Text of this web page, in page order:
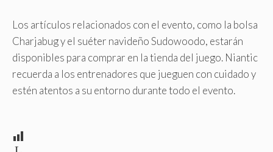
Los artículos relacionados con el evento, como la bolsa
Charjabug y el suéter navideño Sudowoodo, estarán
disponibles para comprar en la tienda del juego. Niantic
recuerda a los entrenadores que jueguen con cuidado y
estén atentos a su entorno durante todo el evento.
L